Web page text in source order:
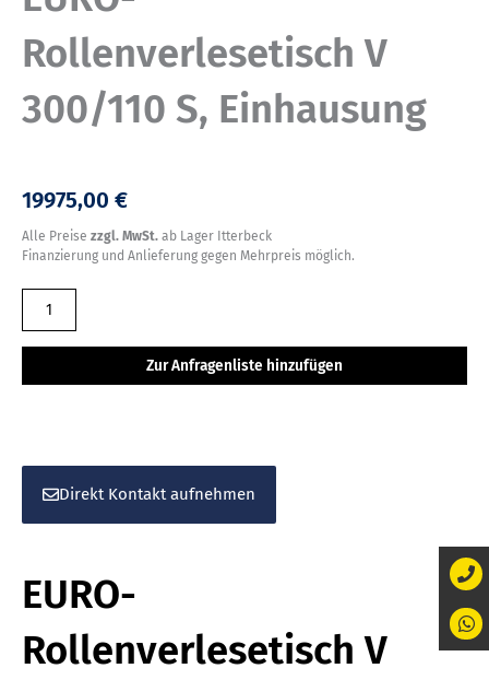
Rollenverlesetisch V
300/110 S, Einhausung
19975,00 €
Alle Preise zzgl. MwSt. ab Lager Itterbeck
Finanzierung und Anlieferung gegen Mehrpreis möglich.
EURO-
Rollenverlesetisch
300/110
Menge
Zur Anfragenliste hinzufügen
Direkt Kontakt aufnehmen
EURO-
Rollenverlesetisch V